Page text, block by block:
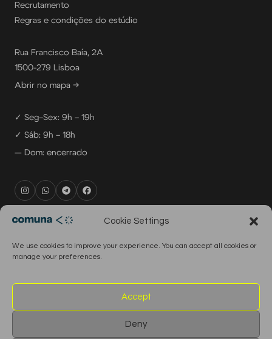
Cookie Settings
We use cookies to improve your experience. You can accept all cookies or
manage your preferences.
Accept
Deny
Recrutamento
Regras e condições do estúdio
Rua Francisco Baía, 2A
1500-279 Lisboa
Abrir no mapa →
✓ Seg–Sex: 9h – 19h
✓ Sáb: 9h – 18h
— Dom: encerrado
rental@comuna.pt
production@comuna.pt